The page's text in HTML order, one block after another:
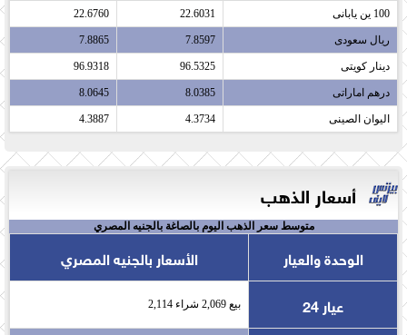
100 ين يابانى​ 22.6031
22.6760
ريال سعودى​ 7.8597
7.8865
دينار كويتى​ 96.5325
96.9318
درهم اماراتى​ 8.0385
8.0645
اليوان الصينى​ 4.3734
4.3887
أسعار الذهب
متوسط سعر الذهب اليوم بالصاغة بالجنيه المصري
الوحدة والعيار
الأسعار بالجنيه المصري
عيار 24
بيع 2,069 شراء 2,114